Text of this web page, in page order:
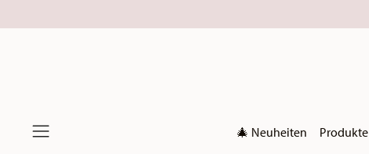
🎄 Neuheiten Produkte